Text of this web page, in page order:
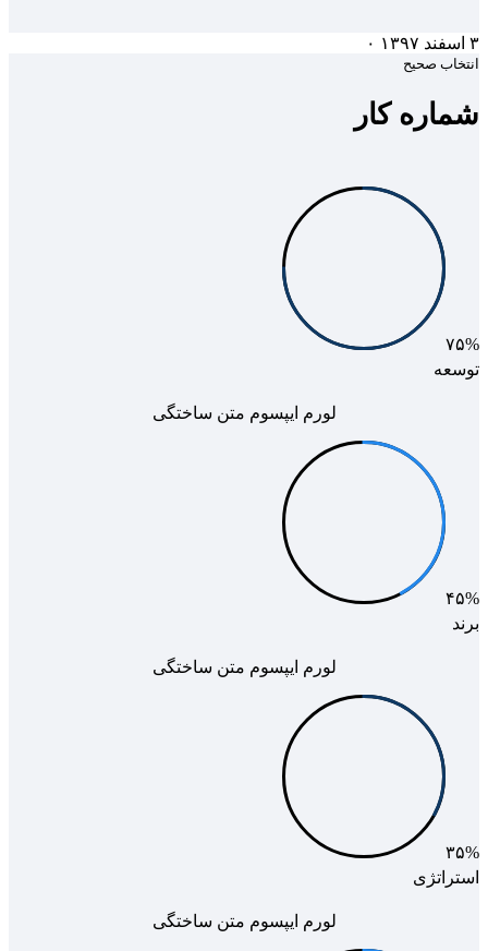
۳ اسفند ۱۳۹۷ ۰
انتخاب صحیح
شماره کار
۷۵%
توسعه
لورم ایپسوم متن ساختگی
۴۵%
برند
لورم ایپسوم متن ساختگی
۳۵%
استراتژی
لورم ایپسوم متن ساختگی